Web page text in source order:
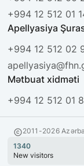
+994 12 512 01
Apellyasiya
+994 12 512 02
Mətbuat xidməti
+994 12 512 01
2011-2026
1340
New visitors